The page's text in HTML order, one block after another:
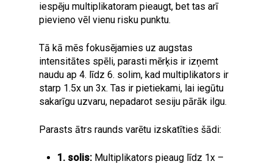
iespēju multiplikatoram pieaugt, bet tas arī
pievieno vēl vienu risku punktu.
Tā kā mēs fokusējamies uz augstas
intensitātes spēli, parasti mērķis ir izņemt
naudu ap 4. līdz 6. solim, kad multiplikators ir
starp 1.5x un 3x. Tas ir pietiekami, lai iegūtu
sakarīgu uzvaru, nepadarot sesiju pārāk ilgu.
Parasts ātrs raunds varētu izskatīties šādi:
1. solis: Multiplikators pieaug līdz 1x –